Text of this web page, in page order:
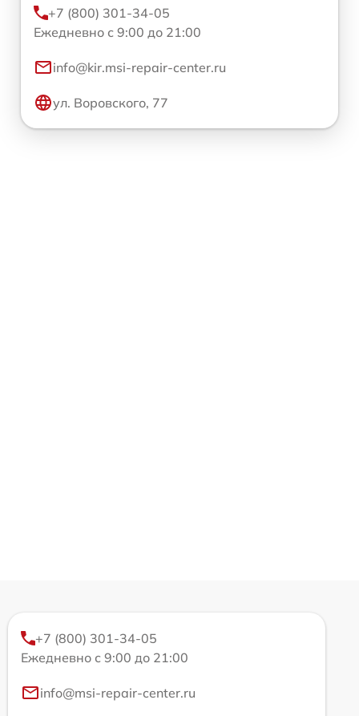
+7 (800) 301-34-05
Ежедневно с 9:00 до 21:00
info@kir.msi-repair-center.ru
ул. Воровского, 77
+7 (800) 301-34-05
Ежедневно с 9:00 до 21:00
info@msi-repair-center.ru